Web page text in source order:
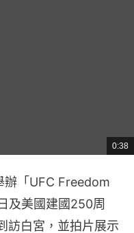
總
共
0:38
辦「UFC Freedom
及美國建國250周
訪白宮，並拍片展示